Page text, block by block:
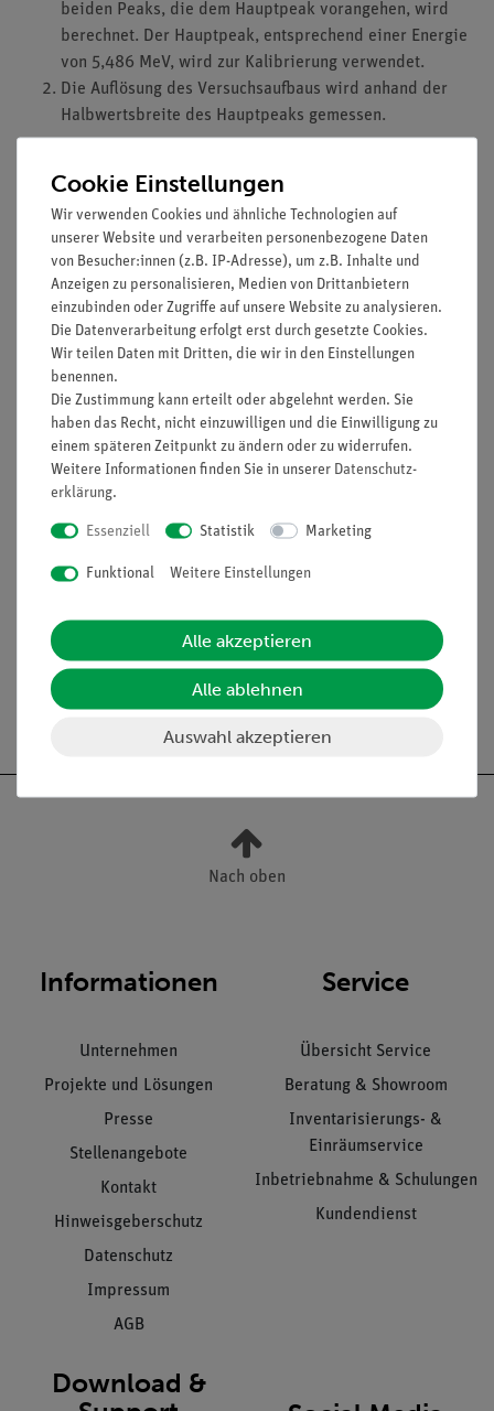
beiden Peaks, die dem Hauptpeak vorangehen, wird
berechnet. Der Hauptpeak, entsprechend einer Energie
von 5,486 MeV, wird zur Kalibrierung verwendet.
Die Auflösung des Versuchsaufbaus wird anhand der
Halbwertsbreite des Hauptpeaks gemessen.
Übergangswahrscheinlichkeit
Angeregte Kernzustände
γ-Zerfall
Zusammenhang zwischen der Feinstruktur des α-
Spektrums und des dazugehörigen γ-Spektrums
(Bitte beachten: Versuchsbeschreibung nur in Englisch
verfügbar)
Media / Downloads
Versandkostenfrei ab 300,- €
Nach oben
Informationen
Unternehmen
Projekte und Lösungen
Presse
Stellenangebote
Kontakt
Hinweisgeberschutz
Datenschutz
Impressum
AGB
Service
Übersicht Service
Beratung & Showroom
Inventarisierungs- &
Einräumservice
Inbetriebnahme & Schulungen
Kundendienst
Download &
Cookie Einstellungen
Wir verwenden Cookies und ähnliche Technologien auf
unserer Website und verarbeiten personenbezogene Daten
von Besucher:innen (z.B. IP-Adresse), um z.B. Inhalte und
Anzeigen zu personalisieren, Medien von Drittanbietern
einzubinden oder Zugriffe auf unsere Website zu analysieren.
Die Datenverarbeitung erfolgt erst durch gesetzte Cookies.
Wir teilen Daten mit Dritten, die wir in den Einstellungen
benennen.
Die Zustimmung kann erteilt oder abgelehnt werden. Sie
haben das Recht, nicht einzuwilligen und die Einwilligung zu
einem späteren Zeitpunkt zu ändern oder zu widerrufen.
Weitere Informationen finden Sie in unserer Daten­schutz­
erklärung.
Essenziell Statistik Marketing
Funktional Weitere Einstellungen
Alle akzeptieren
Alle ablehnen
Auswahl akzeptieren